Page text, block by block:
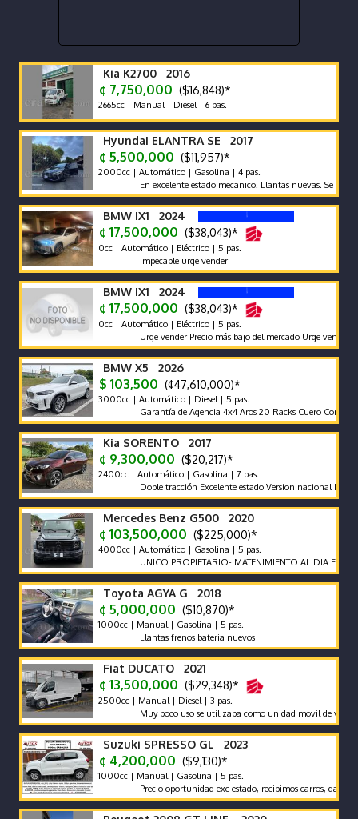
Kia K2700 2016
¢ 7,750,000 ($16,848)*
2665cc | Manual | Diesel | 6 pas.
Hyundai ELANTRA SE 2017
¢ 5,500,000 ($11,957)*
2000cc | Automático | Gasolina | 4 pas.
En excelente estado mecanico. Llantas nuevas. Se traspasa
BMW IX1 2024
¢ 17,500,000 ($38,043)*
0cc | Automático | Eléctrico | 5 pas.
Impecable urge vender
BMW IX1 2024
¢ 17,500,000 ($38,043)*
0cc | Automático | Eléctrico | 5 pas.
Urge vender Precio más bajo del mercado Urge vender
BMW X5 2026
$ 103,500 (¢47,610,000)*
3000cc | Automático | Diesel | 5 pas.
Garantía de Agencia 4x4 Aros 20 Racks Cuero Compuerta
Kia SORENTO 2017
¢ 9,300,000 ($20,217)*
2400cc | Automático | Gasolina | 7 pas.
Doble tracción Excelente estado Version nacional Nada que
Mercedes Benz G500 2020
¢ 103,500,000 ($225,000)*
4000cc | Automático | Gasolina | 5 pas.
UNICO PROPIETARIO- MATENIMIENTO AL DIA EN
Toyota AGYA G 2018
¢ 5,000,000 ($10,870)*
1000cc | Manual | Gasolina | 5 pas.
Llantas frenos bateria nuevos
Fiat DUCATO 2021
¢ 13,500,000 ($29,348)*
2500cc | Manual | Diesel | 3 pas.
Muy poco uso se utilizaba como unidad movil de video
Suzuki SPRESSO GL 2023
¢ 4,200,000 ($9,130)*
1000cc | Manual | Gasolina | 5 pas.
Precio oportunidad exc estado, recibimos carros, damos